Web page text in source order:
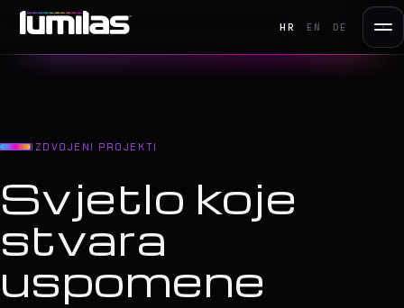
HR EN DE
IZDVOJENI PROJEKTI
Svjetlo koje
stvara
uspomene